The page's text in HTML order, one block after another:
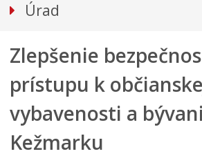
Úrad
Prednosta
Oddelenia úradu
Sekcie úradu
Životné situácie
Úradná tabuľa
Zlepšenie
prístupu k
vybavenosti a
Kežmarku